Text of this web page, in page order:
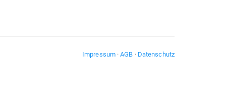
Impressum·AGB · Datenschutz